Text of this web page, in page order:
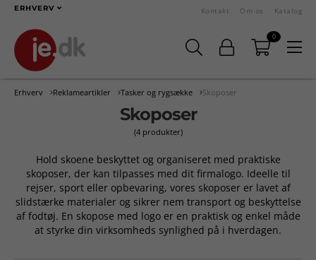
ERHVERV Kontakt Om os Katalog
0
Erhverv Reklameartikler Tasker og rygsække Skoposer
Skoposer
(4 produkter)
Hold skoene beskyttet og organiseret med praktiske
skoposer, der kan tilpasses med dit firmalogo. Ideelle til
rejser, sport eller opbevaring, vores skoposer er lavet af
slidstærke materialer og sikrer nem transport og beskyttelse
af fodtøj. En skopose med logo er en praktisk og enkel måde
at styrke din virksomheds synlighed på i hverdagen.